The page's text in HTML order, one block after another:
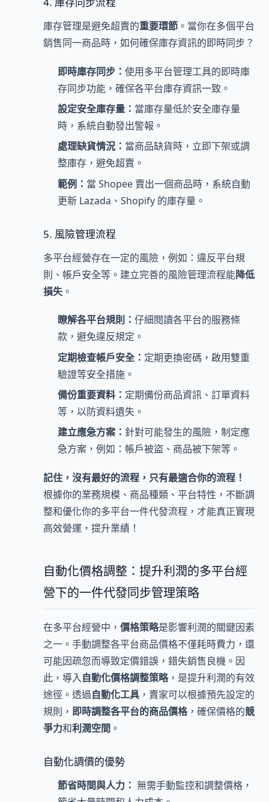
庫存管理是避免超賣的重要環節 。當你在多個平台
銷售同一商品時，如何確保庫存資訊的即時同步？
即時庫存同步： 使用多平台管理工具的即時庫
存同步功能，確保各平台庫存資訊一致。
設定安全庫存量： 當庫存量低於安全庫存量
時，系統自動發出警報。
處理缺貨情況： 當商品缺貨時，立即下架或調
整庫存，避免超賣。
範例： 當 Shopee 賣出一個商品時，系統自動
更新 Lazada、Shopify 的庫存量。
5. 風險管理流程
多平台經營存在一定的風險，例如：違反平台規
則、帳戶安全等。建立完善的風險管理流程能降低
損失 。
瞭解各平台規則： 仔細閱讀各平台的服務條
款，避免違反規定。
定期檢查帳戶安全： 定期更換密碼，啟用雙重
驗證等安全措施。
備份重要資料： 定期備份商品資訊、訂單資料
等，以防資料遺失。
建立應急方案： 針對可能發生的風險，制定應
急方案，例如：帳戶被盜、商品被下架等。
記住，沒有最好的流程，只有最適合你的流程！
根據你的業務規模、商品種類、平台特性，不斷調
整和優化你的多平台一件代發流程，才能真正實現
高效營運，提升業績！
自動化價格調整：提升利潤的多平台經
營下的一件代發同步管理策略
在多平台經營中， 價格策略是影響利潤的關鍵因素
之一。手動調整各平台商品價格不僅耗時費力，還
可能因疏忽而導致定價錯誤，錯失銷售良機。因
此，導入自動化價格調整策略，是提升利潤的有效
途徑。透過自動化工具 ，賣家可以根據預先設定的
規則， 即時調整各平台的商品價格，確保價格的競
爭力和利潤空間 。
自動化調價的優勢
節省時間與人力： 無需手動監控和調整價格，